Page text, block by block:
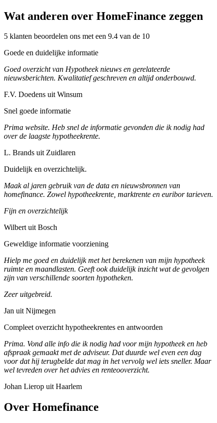
Wat anderen over HomeFinance zeggen
5 klanten beoordelen ons met een 9.4 van de 10
Goede en duidelijke informatie
Goed overzicht van Hypotheek nieuws en gerelateerde
nieuwsberichten. Kwalitatief geschreven en altijd onderbouwd.
F.V. Doedens uit Winsum
Snel goede informatie
Prima website. Heb snel de informatie gevonden die ik nodig had
over de laagste hypotheekrente.
L. Brands uit Zuidlaren
Duidelijk en overzichtelijk.
Maak al jaren gebruik van de data en nieuwsbronnen van
homefinance. Zowel hypotheekrente, marktrente en euribor tarieven.
Fijn en overzichtelijk
Wilbert uit Bosch
Geweldige informatie voorziening
Hielp me goed en duidelijk met het berekenen van mijn hypotheek
ruimte en maandlasten. Geeft ook duidelijk inzicht wat de gevolgen
zijn van verschillende soorten hypotheken.
Zeer uitgebreid.
Jan uit Nijmegen
Compleet overzicht hypotheekrentes en antwoorden
Prima. Vond alle info die ik nodig had voor mijn hypotheek en heb
afspraak gemaakt met de adviseur. Dat duurde wel even een dag
voor dat hij terugbelde dat mag in het vervolg wel iets sneller. Maar
wel tevreden over het advies en renteooverzicht.
Johan Lierop uit Haarlem
Over Homefinance